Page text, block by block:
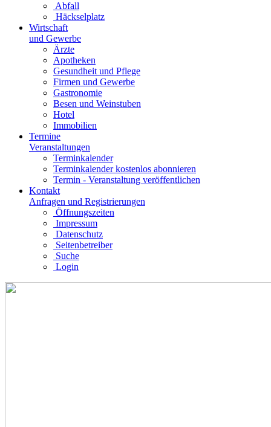
Abfall
Häckselplatz
Wirtschaft
und Gewerbe
Ärzte
Apotheken
Gesundheit und Pflege
Firmen und Gewerbe
Gastronomie
Besen und Weinstuben
Hotel
Immobilien
Termine
Veranstaltungen
Terminkalender
Terminkalender kostenlos abonnieren
Termin - Veranstaltung veröffentlichen
Kontakt
Anfragen und Registrierungen
Öffnungszeiten
Impressum
Datenschutz
Seitenbetreiber
Suche
Login